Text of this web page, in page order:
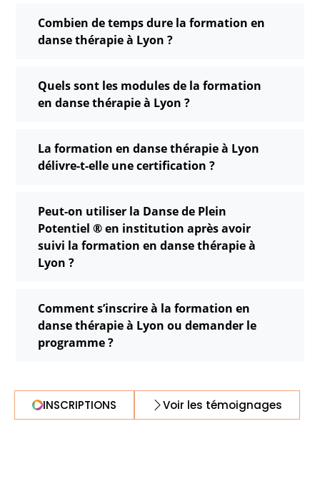
Combien de temps dure la formation en
danse thérapie à Lyon ?
Quels sont les modules de la formation
en danse thérapie à Lyon ?
La formation en danse thérapie à Lyon
délivre-t-elle une certification ?
Peut-on utiliser la Danse de Plein
Potentiel ® en institution après avoir
suivi la formation en danse thérapie à
Lyon ?
Comment s’inscrire à la formation en
danse thérapie à Lyon ou demander le
programme ?
INSCRIPTIONS Voir les témoignages